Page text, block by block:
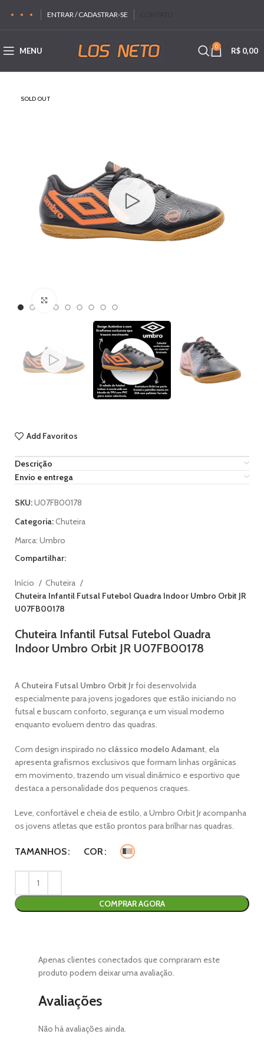
ENTRAR / CADASTRAR-SE
MENU 0 R$ 0,00
SOLD OUT
Add Favoritos
Descrição
Envio e entrega
SKU:U07FB00178
Categoria:Chuteira
Marca: Umbro
Compartilhar:
Início
Chuteira
Chuteira Infantil Futsal Futebol Quadra Indoor Umbro Orbit JR
U07FB00178
Chuteira Infantil Futsal Futebol Quadra
Indoor Umbro Orbit JR U07FB00178
A Chuteira Futsal Umbro Orbit Jrfoi desenvolvida
especialmente para jovens jogadores que estão iniciando no
futsal e buscam conforto, segurança e um visual moderno
enquanto evoluem dentro das quadras.
Com design inspirado no clássico modelo Adamant, ela
apresenta grafismos exclusivos que formam linhas orgânicas
em movimento, trazendo um visual dinâmico e esportivo que
destaca a personalidade dos pequenos craques.
Leve, confortável e cheia de estilo, a Umbro Orbit Jr acompanha
os jovens atletas que estão prontos para brilhar nas quadras.
TAMANHOS COR
COMPRAR AGORA
Avaliações
Não há avaliações ainda.
Apenas clientes conectados que compraram este
produto podem deixar uma avaliação.